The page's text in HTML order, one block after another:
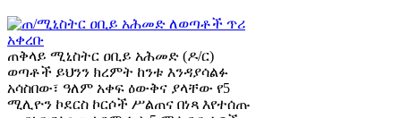
ጠቅላይ ሚኒስትር ዐቢይ አሕመድ (ዶ/ር)
ወጣቶች ይህንን ክረምት ከንቱ እንዳያሳልፉ
አሳስበው፣ ዓለም አቀፍ ዕውቅና ያላቸው የ5
ሚሊዮን ኮደርስ ኮርሶች ሥልጠና በነጻ እየተሰጡ